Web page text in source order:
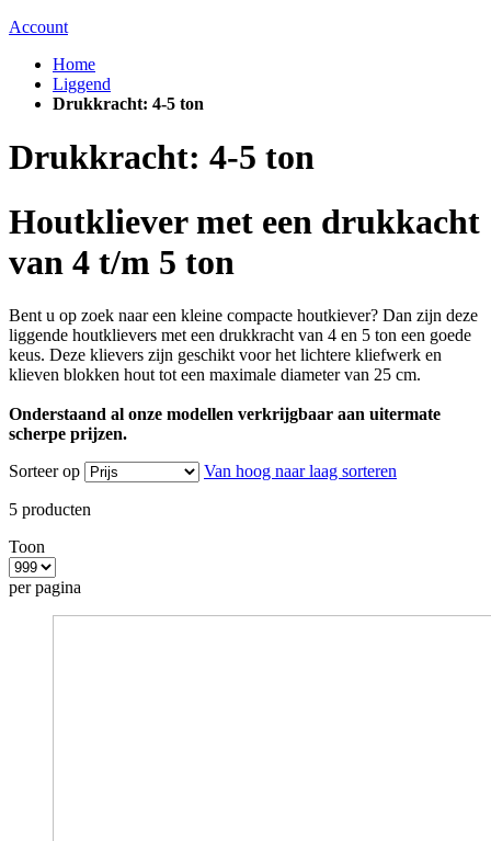
Account
Home
Liggend
Drukkracht: 4-5 ton
Drukkracht: 4-5 ton
Houtkliever met een drukkacht
van 4 t/m 5 ton
Bent u op zoek naar een kleine compacte houtkiever? Dan zijn deze
liggende houtklievers met een drukkracht van 4 en 5 ton een goede
keus. Deze klievers zijn geschikt voor het lichtere kliefwerk en
klieven blokken hout tot een maximale diameter van 25 cm.
Onderstaand al onze modellen verkrijgbaar aan uitermate
scherpe prijzen.
Sorteer op
Van hoog naar laag sorteren
5 producten
Toon
per pagina